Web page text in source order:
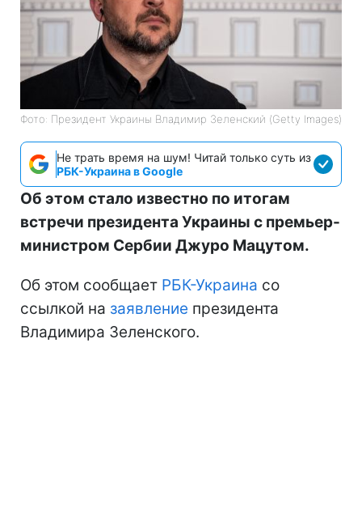
Фото: Президент Украины Владимир Зеленский (Getty Images)
Не трать время на шум! Читай только суть из
РБК-Украина в Google
Об этом стало известно по итогам
встречи президента Украины с премьер-
министром Сербии Джуро Мацутом.
Об этом сообщает РБК-Украина со
ссылкой на заявление президента
Владимира Зеленского.